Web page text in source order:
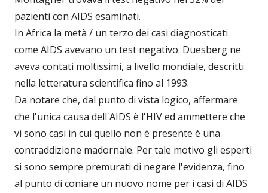
pazienti con AIDS esaminati.
In Africa la metà / un terzo dei casi diagnosticati
come AIDS avevano un test negativo. Duesberg ne
aveva contati moltissimi, a livello mondiale, descritti
nella letteratura scientifica fino al 1993.
Da notare che, dal punto di vista logico, affermare
che l'unica causa dell'AIDS è l'HIV ed ammettere che
vi sono casi in cui quello non è presente è una
contraddizione madornale. Per tale motivo gli esperti
si sono sempre premurati di negare l'evidenza, fino
al punto di coniare un nuovo nome per i casi di AIDS